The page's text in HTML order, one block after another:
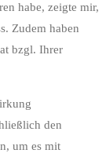
habe, zeigte mir,
Zudem haben
bzgl. Ihrer
den
um es mit